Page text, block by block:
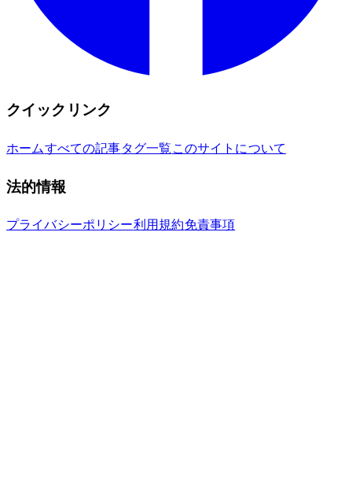
クイックリンク
ホームすべての記事タグ一覧 このサイトについて
法的情報
プライバシーポリシー利用規約免責事項